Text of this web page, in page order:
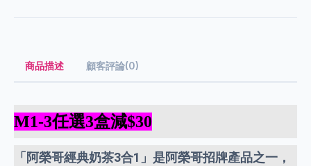
商品描述 顧客評論(0)
M1-3任選3盒減$30
「阿榮哥經典奶茶3合1」是阿榮哥招牌產品之一，